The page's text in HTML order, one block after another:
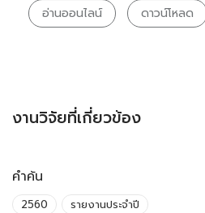
อ่านออนไลน์ ดาวน์โหลด
งานวิจัยที่เกี่ยวข้อง
คำค้น
2560 รายงานประจำปี